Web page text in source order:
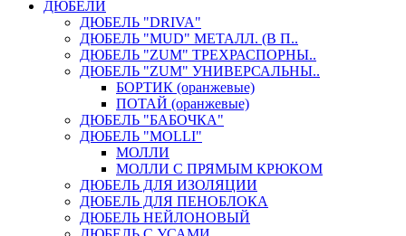
ДЮБЕЛИ
ДЮБЕЛЬ "DRIVA"
ДЮБЕЛЬ "MUD" МЕТАЛЛ. (В П..
ДЮБЕЛЬ "ZUM" ТРЕХРАСПОРНЫ..
ДЮБЕЛЬ "ZUM" УНИВЕРСАЛЬНЫ..
БОРТИК (оранжевые)
ПОТАЙ (оранжевые)
ДЮБЕЛЬ "БАБОЧКА"
ДЮБЕЛЬ "МOLLI"
МОЛЛИ
МОЛЛИ С ПРЯМЫМ КРЮКОМ
ДЮБЕЛЬ ДЛЯ ИЗОЛЯЦИИ
ДЮБЕЛЬ ДЛЯ ПЕНОБЛОКА
ДЮБЕЛЬ НЕЙЛОНОВЫЙ